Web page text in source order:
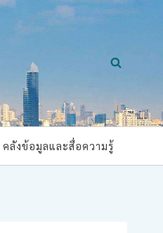
คลังข้อมูลและสื่อความรู้